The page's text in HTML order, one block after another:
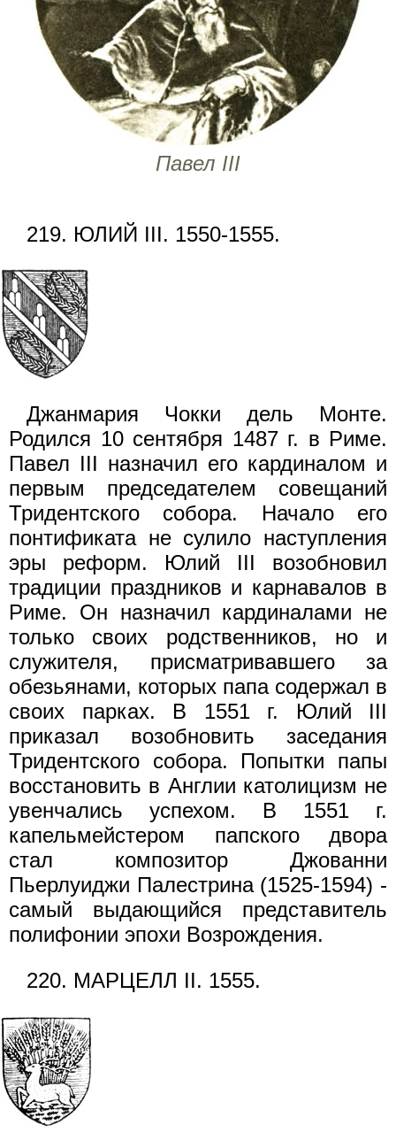
Павел III
219. ЮЛИЙ III. 1550-1555.
Джанмария Чокки дель Монте.
Родился 10 сентября 1487 г. в Риме.
Павел III назначил его кардиналом и
первым председателем совещаний
Тридентского собора. Начало его
понтификата не сулило наступления
эры реформ. Юлий III возобновил
традиции праздников и карнавалов в
Риме. Он назначил кардиналами не
только своих родственников, но и
служителя, присматривавшего за
обезьянами, которых папа содержал в
своих парках. В 1551 г. Юлий III
приказал возобновить заседания
Тридентского собора. Попытки папы
восстановить в Англии католицизм не
увенчались успехом. В 1551 г.
капельмейстером папского двора
стал композитор Джованни
Пьерлуиджи Палестрина (1525-1594) -
самый выдающийся представитель
полифонии эпохи Возрождения.
220. МАРЦЕЛЛ II. 1555.